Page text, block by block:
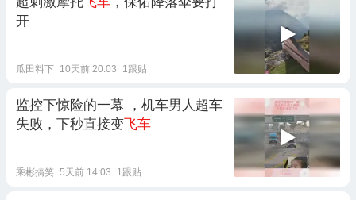
开
瓜田料下 10天前 20:03 1跟贴
监控下惊险的一幕 ，机车男人超车
失败，下秒直接变飞车
乘彬搞笑 5天前 14:03 1跟贴